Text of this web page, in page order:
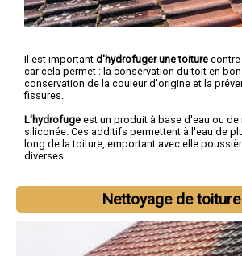
Il est important d'hydrofuger une toiture contre
car cela permet : la conservation du toit en
conservation de la couleur d'origine et la
fissures.
L'hydrofuge est un produit à base d'eau ou de
siliconée. Ces additifs permettent à l'eau de
long de la toiture, emportant avec elle
diverses.
Nettoyage de toiture